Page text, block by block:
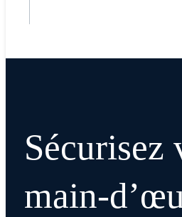
Sécurisez
main-